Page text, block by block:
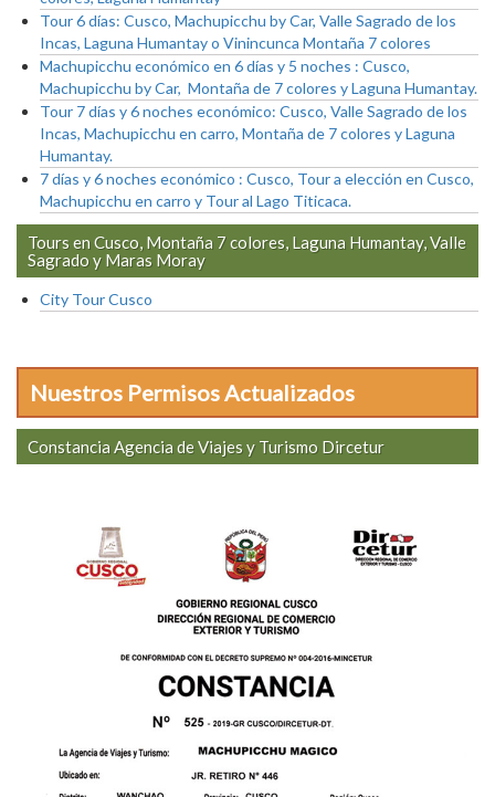
Tour 6 días: Cusco, Machupicchu by Car, Valle Sagrado de los
Incas, Laguna Humantay o Vinincunca Montaña 7 colores
Machupicchu económico en 6 días y 5 noches : Cusco,
Machupicchu by Car, Montaña de 7 colores y Laguna Humantay.
Tour 7 días y 6 noches económico: Cusco, Valle Sagrado de los
Incas, Machupicchu en carro, Montaña de 7 colores y Laguna
Humantay.
7 días y 6 noches económico : Cusco, Tour a elección en Cusco,
Machupicchu en carro y Tour al Lago Titicaca.
Tours en Cusco, Montaña 7 colores, Laguna Humantay, Valle
Sagrado y Maras Moray
City Tour Cusco
Nuestros Permisos Actualizados
Constancia Agencia de Viajes y Turismo Dircetur